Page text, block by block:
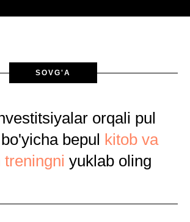
SOVG'A
orqali pul
bepul kitob va
treningni yuklab oling